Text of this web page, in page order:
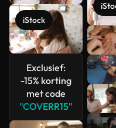
iStock
Exclusief:
-15% korting
met code
"COVERR15"